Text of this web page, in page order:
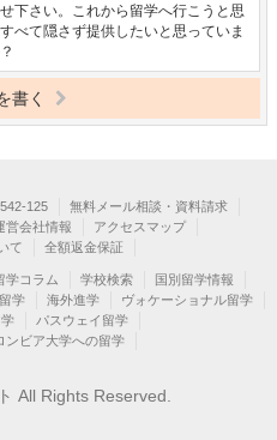
下さい。これから留学へ行こうと思
べて隠さず提供したいと思っていま
書く
125
無料メール相談・資料請求
営会社情報
アクセスマップ
て
全額返金保証
学コラム 学校検索
国別留学情報
学 海外進学
ヴォケーショナル留学
パスウェイ留学
ンビア大学への留学
All Rights Reserved.